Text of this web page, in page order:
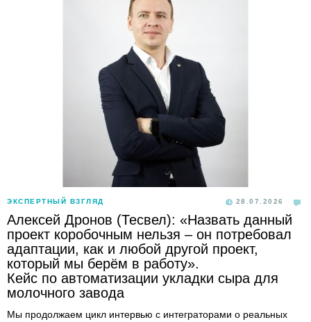
ЭКСПЕРТНЫЙ ВЗГЛЯД 28.07.2026
Алексей Дронов (Тесвел): «Назвать данный
проект коробочным нельзя – он потребовал
адаптации, как и любой другой проект,
который мы берём в работу».
Кейс по автоматизации укладки сыра для
молочного завода
Мы продолжаем цикл интервью с интеграторами о реальных